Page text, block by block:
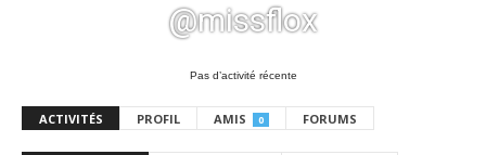
@missflox
Pas d’activité récente
ACTIVITÉS PROFIL AMIS 0 FORUMS